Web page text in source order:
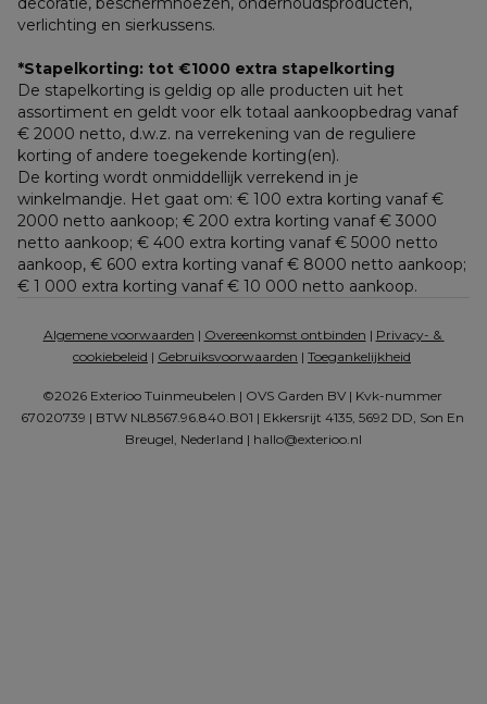
verlichting en sierkussens.
*Stapelkorting: tot €1000 extra stapelkorting
De stapelkorting is geldig op alle producten uit het
assortiment en geldt voor elk totaal aankoopbedrag vanaf
€ 2000 netto, d.w.z. na verrekening van de reguliere
korting of andere toegekende korting(en).
De korting wordt onmiddellijk verrekend in je
winkelmandje. Het gaat om: € 100 extra korting vanaf €
2000 netto aankoop; € 200 extra korting vanaf € 3000
netto aankoop; € 400 extra korting vanaf € 5000 netto
€ 1 000 extra korting vanaf € 10 000 netto aankoop.
Algemene voorwaarden | Overeenkomst ontbinden | Privacy- &
cookiebeleid | Gebruiksvoorwaarden | Toegankelijkheid
©2026 Exterioo Tuinmeubelen | OVS Garden BV | Kvk-nummer
67020739 | BTW NL8567.96.840.B01 | Ekkersrijt 4135, 5692 DD, Son En
Breugel, Nederland | hallo@exterioo.nl